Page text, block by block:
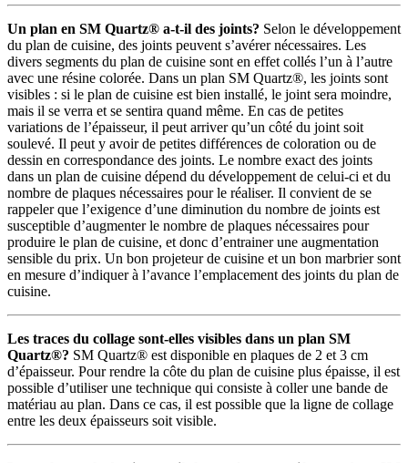
Un plan en SM Quartz® a-t-il des joints? Selon le développement
du plan de cuisine, des joints peuvent s’avérer nécessaires. Les
divers segments du plan de cuisine sont en effet collés l’un à l’autre
avec une résine colorée. Dans un plan SM Quartz®, les joints sont
visibles : si le plan de cuisine est bien installé, le joint sera moindre,
mais il se verra et se sentira quand même. En cas de petites
variations de l’épaisseur, il peut arriver qu’un côté du joint soit
soulevé. Il peut y avoir de petites différences de coloration ou de
dessin en correspondance des joints. Le nombre exact des joints
dans un plan de cuisine dépend du développement de celui-ci et du
nombre de plaques nécessaires pour le réaliser. Il convient de se
rappeler que l’exigence d’une diminution du nombre de joints est
susceptible d’augmenter le nombre de plaques nécessaires pour
produire le plan de cuisine, et donc d’entrainer une augmentation
sensible du prix. Un bon projeteur de cuisine et un bon marbrier sont
en mesure d’indiquer à l’avance l’emplacement des joints du plan de
cuisine.
Les traces du collage sont-elles visibles dans un plan SM
Quartz®? SM Quartz® est disponible en plaques de 2 et 3 cm
d’épaisseur. Pour rendre la côte du plan de cuisine plus épaisse, il est
possible d’utiliser une technique qui consiste à coller une bande de
matériau au plan. Dans ce cas, il est possible que la ligne de collage
entre les deux épaisseurs soit visible.